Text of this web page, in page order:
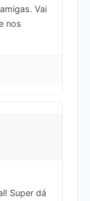
Vai
nos
Super dá